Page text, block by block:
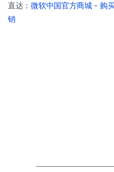
直达：微软中国官方商城 - 购
销